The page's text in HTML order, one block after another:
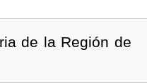
de la Región de